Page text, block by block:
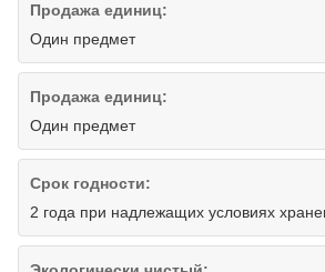
Продажа единиц:
Один предмет
Продажа единиц:
Один предмет
Срок годности:
2 года при надлежащих условиях